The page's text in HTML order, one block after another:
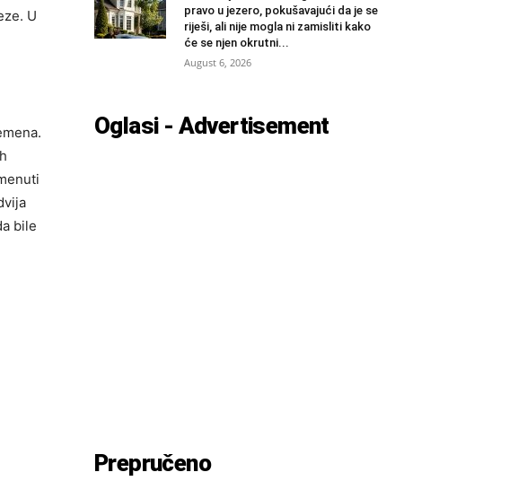
U
bile
pravo u jezero, pokušavajući da je se
riješi, ali nije mogla ni zamisliti kako
će se njen okrutni...
August 6, 2026
Oglasi - Advertisement
Prepručeno